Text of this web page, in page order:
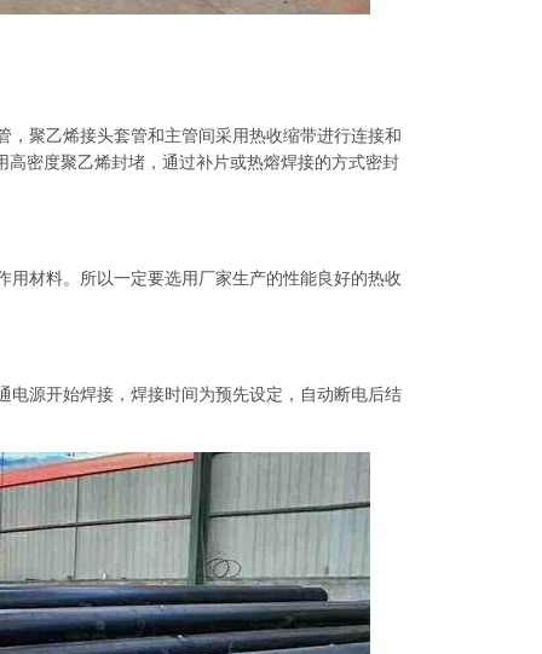
，聚乙烯接头套管和主管间采用热收缩带进行连接和
密度聚乙烯封堵，通过补片或热熔焊接的方式密封
材料。所以一定要选用厂家生产的性能良好的热收
源开始焊接，焊接时间为预先设定，自动断电后结